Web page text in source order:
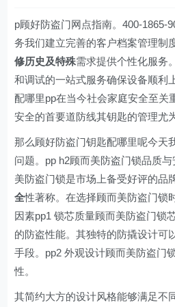
p顾好防盗门网点指南。400-1865-
务我们建立完善的客户档案管理制
修历史及特殊需求提供个性化服务
和调试的一站式服务确保设备顺利
配哪里pp在当今社会家庭安全至关
安全的首要道防线其钥匙的管理尤
那么顾好防盗门钥匙配哪里呢今天
问题。pp h2顾而美防盗门锁品质
美防盗门锁是市场上备受好评的品
全性著称。在选择顾而美防盗门锁
因素pp1 锁芯质量顾而美防盗门锁
的防盗性能。其独特的防撬设计可
手段。pp2 外观设计顾而美防盗门
性。
其简约大方的设计风格能够满足不